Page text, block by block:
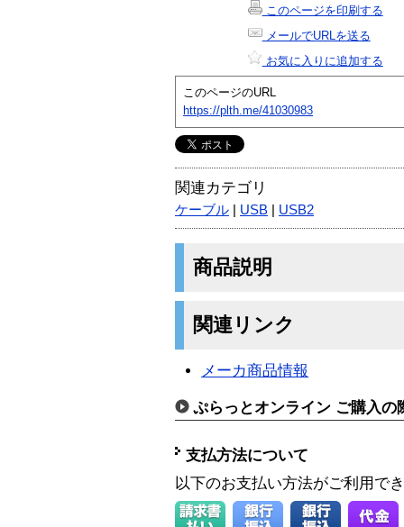
このページを印刷する
メールでURLを送る
お気に入りに追加する
このページのURL
https://plth.me/41030983
関連カテゴリ
ケーブル USB USB2
商品説明
関連リンク
メーカ商品情報
ぷらっとオンライン ご購入の
支払方法について
以下のお支払い方法がご利用で